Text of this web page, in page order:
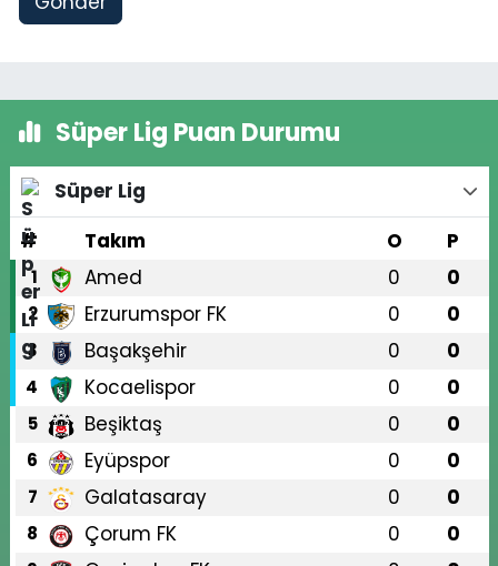
Süper Lig Puan Durumu
Süper Lig
#
Takım O P
1 Amed 0 0
2 Erzurumspor FK 0 0
3 Başakşehir 0 0
4 Kocaelispor 0 0
5 Beşiktaş 0 0
6 Eyüpspor 0 0
7 Galatasaray 0 0
8 Çorum FK 0 0